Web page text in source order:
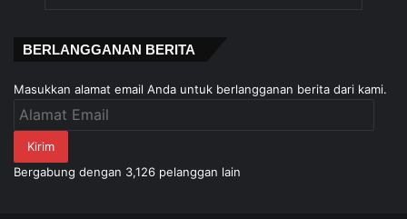
BERLANGGANAN BERITA
Masukkan alamat email Anda untuk berlangganan berita dari kami.
Alamat
Kirim
Bergabung dengan 3,126 pelanggan lain